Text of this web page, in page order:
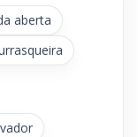
aberta